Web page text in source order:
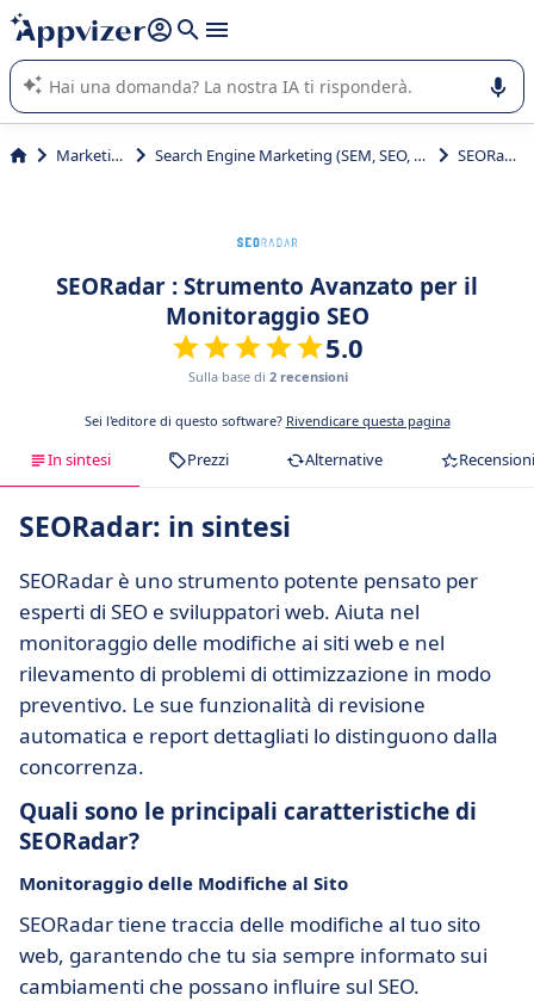
righe con
shift + enter
L'IA di Appvizer vi guida nell'utilizzo o nella scelta di un
software SaaS per la vostra azienda.
Marketing Search Engine Marketing (SEM, SEO, SEA) SEORadar
SEORadar : Strumento Avanzato per il
Monitoraggio SEO
5.0
Sulla base di 2 recensioni
Sei l'editore di questo software? Rivendicare questa pagina
In sintesi Prezzi Alternative Recensioni
SEORadar: in sintesi
SEORadar è uno strumento potente pensato per
esperti di SEO e sviluppatori web. Aiuta nel
monitoraggio delle modifiche ai siti web e nel
rilevamento di problemi di ottimizzazione in modo
preventivo. Le sue funzionalità di revisione
automatica e report dettagliati lo distinguono dalla
concorrenza.
Quali sono le principali caratteristiche di
SEORadar?
Monitoraggio delle Modifiche al Sito
SEORadar tiene traccia delle modifiche al tuo sito
web, garantendo che tu sia sempre informato sui
cambiamenti che possano influire sul SEO.